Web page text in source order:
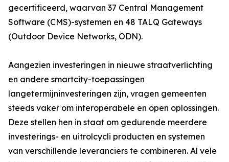
gecertificeerd, waarvan 37 Central Management
Software (CMS)-systemen en 48 TALQ Gateways
(Outdoor Device Networks, ODN).
Aangezien investeringen in nieuwe straatverlichting
en andere smartcity-toepassingen
langetermijninvesteringen zijn, vragen gemeenten
steeds vaker om interoperabele en open oplossingen.
Deze stellen hen in staat om gedurende meerdere
investerings- en uitrolcycli producten en systemen
van verschillende leveranciers te combineren. Al vele